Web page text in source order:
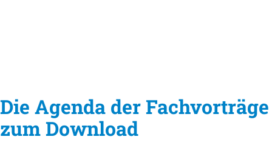
Die Agenda der Fachvorträge
zum Download